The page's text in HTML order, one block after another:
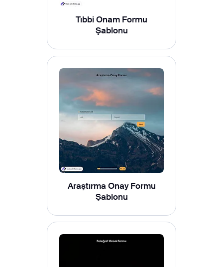
Tıbbi Onam Formu
Şablonu
Araştırma Onay Formu
Şablonu